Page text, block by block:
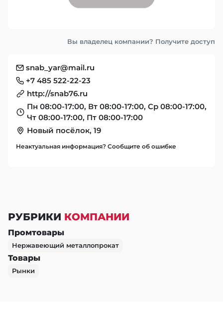
Вы владелец компании? Получите доступ
snab_yar@mail.ru
+7 485 522-22-23
http://snab76.ru
Пн 08:00-17:00, Вт 08:00-17:00, Ср 08:00-17:00,
Чт 08:00-17:00, Пт 08:00-17:00
Новый посёлок, 19
Неактуальная информация? Сообщите об ошибке
РУБРИКИ КОМПАНИИ
Промтовары
Нержавеющий металлопрокат
Товары
Рынки